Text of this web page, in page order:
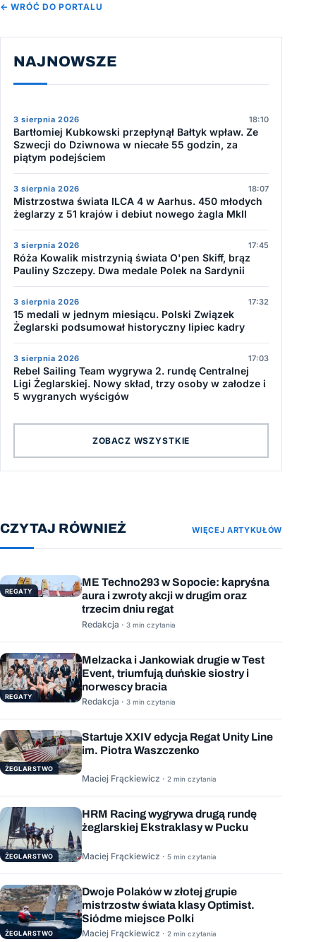
← WRÓĆ DO PORTALU
NAJNOWSZE
3 sierpnia 2026 18:10
Bartłomiej Kubkowski przepłynął Bałtyk wpław. Ze
Szwecji do Dziwnowa w niecałe 55 godzin, za
piątym podejściem
3 sierpnia 2026 18:07
Mistrzostwa świata ILCA 4 w Aarhus. 450 młodych
żeglarzy z 51 krajów i debiut nowego żagla MkII
3 sierpnia 2026 17:45
Róża Kowalik mistrzynią świata O'pen Skiff, brąz
Pauliny Szczepy. Dwa medale Polek na Sardynii
3 sierpnia 2026 17:32
15 medali w jednym miesiącu. Polski Związek
Żeglarski podsumował historyczny lipiec kadry
3 sierpnia 2026 17:03
Rebel Sailing Team wygrywa 2. rundę Centralnej
Ligi Żeglarskiej. Nowy skład, trzy osoby w załodze i
5 wygranych wyścigów
ZOBACZ WSZYSTKIE
CZYTAJ RÓWNIEŻ WIĘCEJ ARTYKUŁÓW
REGATY
ME Techno293 w Sopocie: kapryśna
aura i zwroty akcji w drugim oraz
trzecim dniu regat
Redakcja · 3 min czytania
REGATY
Melzacka i Jankowiak drugie w Test
Event, triumfują duńskie siostry i
norwescy bracia
Redakcja · 3 min czytania
ŻEGLARSTWO
Startuje XXIV edycja Regat Unity Line
im. Piotra Waszczenko
Maciej Frąckiewicz · 2 min czytania
ŻEGLARSTWO
HRM Racing wygrywa drugą rundę
żeglarskiej Ekstraklasy w Pucku
Maciej Frąckiewicz · 5 min czytania
ŻEGLARSTWO
Dwoje Polaków w złotej grupie
mistrzostw świata klasy Optimist.
Siódme miejsce Polki
Maciej Frąckiewicz · 2 min czytania